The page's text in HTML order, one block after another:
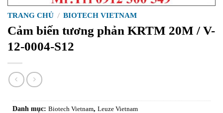
TRANG CHỦ / BIOTECH VIETNAM
Cảm biến tương phản KRTM 20M / V-
12-0004-S12
Danh mục: Biotech Vietnam, Leuze Vietnam